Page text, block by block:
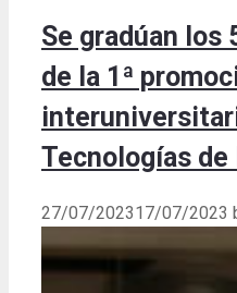
Se gradúan los
de la 1ª
Tecnologías de
27/07/202317/07/2023